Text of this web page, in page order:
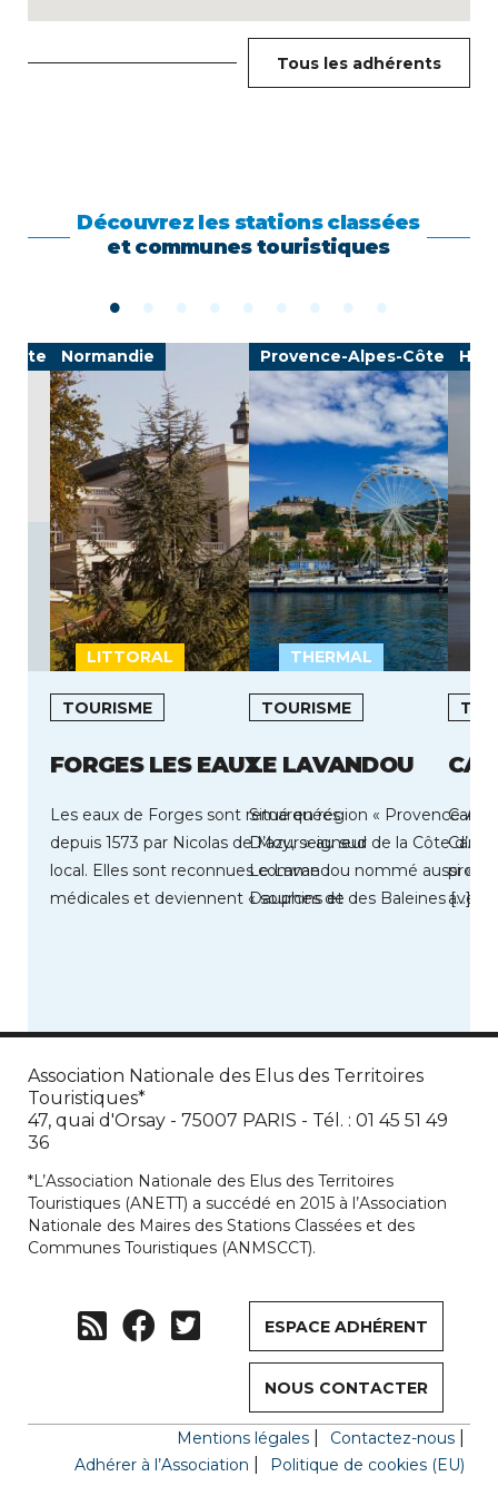
Tous les adhérents
Découvrez les stations classées
et communes touristiques
d'Azur
LITTORAL
Normandie
THERMAL
TOURISME
FORGES LES EAUX
Les eaux de Forges sont remarquées
depuis 1573 par Nicolas de Moy, seigneur
local. Elles sont reconnues comme
médicales et deviennent « sources de
Provence-Alpes-Côte
TOURISME
LE LAVANDOU
Situé en région « Provence-
D’azur » au sud de la Côte
Le Lavandou nommé aussi «
Dauphins et des Baleines […]
avec
Association Nationale des Elus des Territoires
Touristiques*
47, quai d'Orsay - 75007 PARIS - Tél. : 01 45 51 49
36
*L’Association Nationale des Elus des Territoires
Touristiques (ANETT) a succédé en 2015 à l’Association
Nationale des Maires des Stations Classées et des
Communes Touristiques (ANMSCCT).
ESPACE ADHÉRENT
NOUS CONTACTER
Mentions légales
Contactez-nous
Adhérer à l’Association
Politique de cookies (EU)